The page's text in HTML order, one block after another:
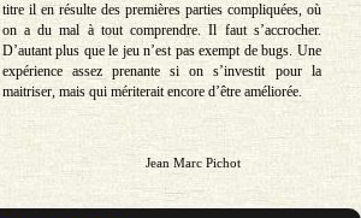
titre il en résulte des premières parties compliquées, où
on a du mal à tout comprendre. Il faut s’accrocher.
D’autant plus que le jeu n’est pas exempt de bugs. Une
expérience assez prenante si on s’investit pour la
maitriser, mais qui mériterait encore d’être améliorée.
Jean Marc Pichot